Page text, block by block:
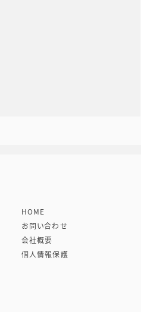
HOME
お問い合わせ
会社概要
個人情報保護